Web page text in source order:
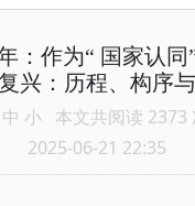
：作为“ 国家认同
兴：历程、构序
中 小 本文共阅读 2373
2025-06-21 22:35